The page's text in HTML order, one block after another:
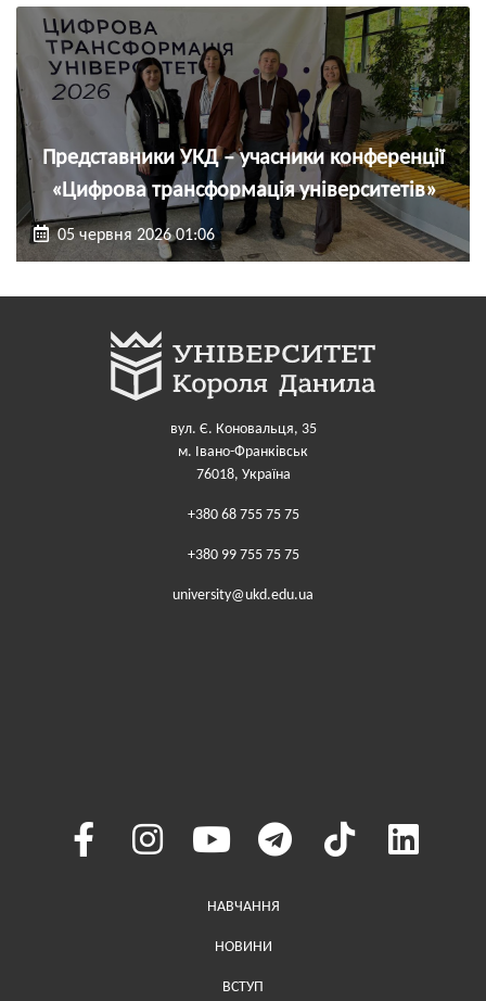
Представники УКД – учасники конференції
«Цифрова трансформація університетів»
05 червня 2026 01:06
вул. Є. Коновальця, 35
м. Івано-Франківськ
76018, Україна
+380 68 755 75 75
+380 99 755 75 75
university@ukd.edu.ua
Меню у хедері
НАВЧАННЯ
НОВИНИ
ВСТУП